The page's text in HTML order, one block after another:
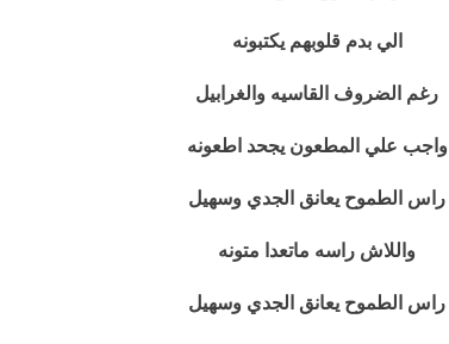
الي بدم قلوبهم يكتبونه
رغم الضروف القاسيه والغرابيل
واجب علي المطعون يجحد اطعونه
راس الطموح يعانق الجدي وسهيل
واللاش راسه ماتعدا متونه
راس الطموح يعانق الجدي وسهيل